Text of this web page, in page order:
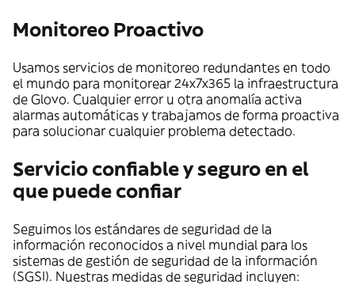
Monitoreo Proactivo
Usamos servicios de monitoreo redundantes en todo
el mundo para monitorear 24x7x365 la infraestructura
de Glovo. Cualquier error u otra anomalía activa
alarmas automáticas y trabajamos de forma proactiva
para solucionar cualquier problema detectado.
Servicio confiable y seguro en el
que puede confiar
Seguimos los estándares de seguridad de la
información reconocidos a nivel mundial para los
sistemas de gestión de seguridad de la información
(SGSI). Nuestras medidas de seguridad incluyen: